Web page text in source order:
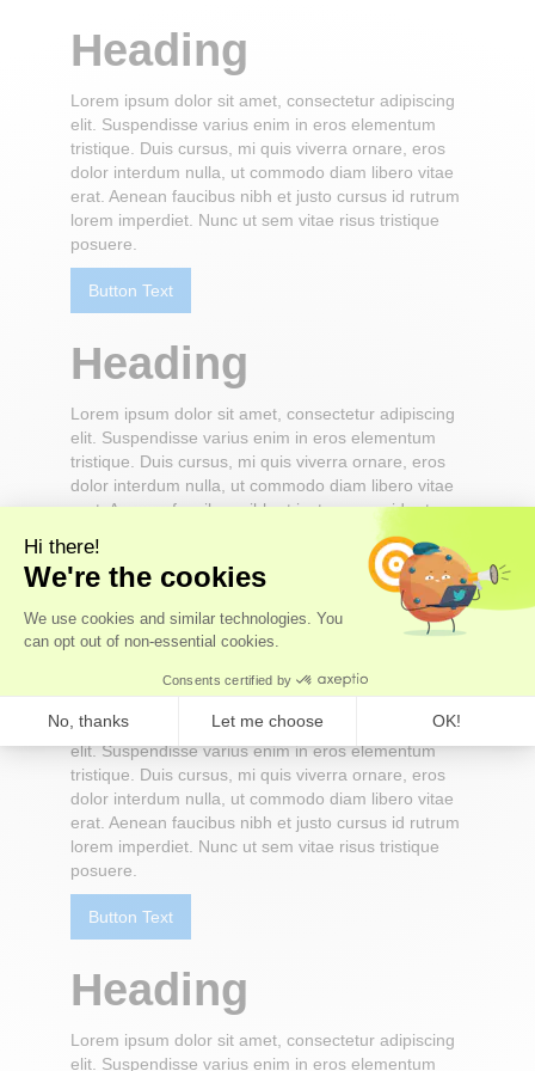
Heading
Lorem ipsum dolor sit amet, consectetur adipiscing
elit. Suspendisse varius enim in eros elementum
tristique. Duis cursus, mi quis viverra ornare, eros
dolor interdum nulla, ut commodo diam libero vitae
erat. Aenean faucibus nibh et justo cursus id rutrum
lorem imperdiet. Nunc ut sem vitae risus tristique
posuere.
Button Text
Heading
Lorem ipsum dolor sit amet, consectetur adipiscing
elit. Suspendisse varius enim in eros elementum
tristique. Duis cursus, mi quis viverra ornare, eros
dolor interdum nulla, ut commodo diam libero vitae
erat. Aenean faucibus nibh et justo cursus id rutrum
lorem imperdiet. Nunc ut sem vitae risus tristique
posuere.
Heading
Lorem ipsum dolor sit amet, consectetur adipiscing
elit. Suspendisse varius enim in eros elementum
tristique. Duis cursus, mi quis viverra ornare, eros
dolor interdum nulla, ut commodo diam libero vitae
erat. Aenean faucibus nibh et justo cursus id rutrum
lorem imperdiet. Nunc ut sem vitae risus tristique
posuere.
Button Text
Heading
Lorem ipsum dolor sit amet, consectetur adipiscing
elit. Suspendisse varius enim in eros elementum